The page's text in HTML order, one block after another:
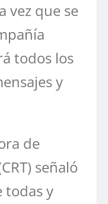
vez que se
todos los
y
de
señaló
todas y